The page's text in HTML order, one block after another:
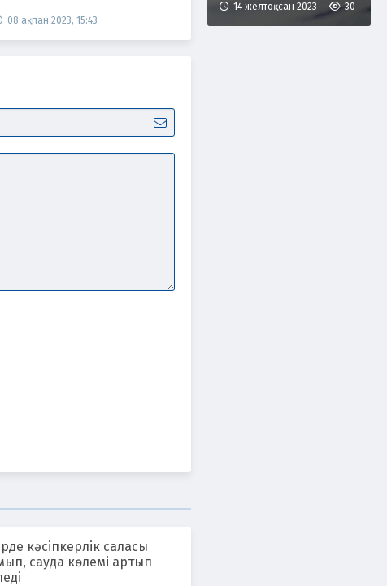
08 ақпан 2023, 15:43
кәсіпкерлік саласы
сауда көлемі артып
14 желтоқсан 2023 30